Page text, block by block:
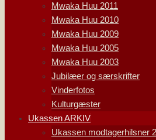
Mwaka Huu 2011
Mwaka Huu 2010
Mwaka Huu 2009
Mwaka Huu 2005
Mwaka Huu 2003
Jubilæer og særskrifter
Vinderfotos
Kulturgæster
Ukassen ARKIV
Ukassen modtagerhilsner